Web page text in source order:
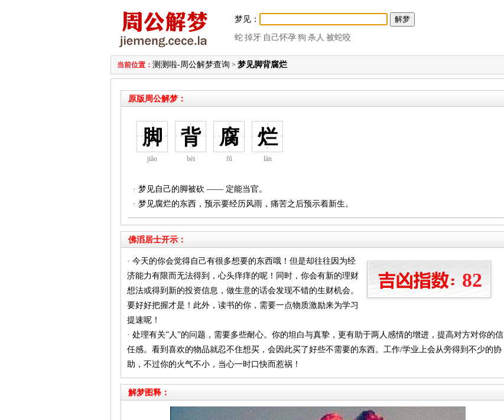
梦见：
蛇 掉牙 自己怀孕 狗 杀人 被蛇咬
当前位置： 测测啦-周公解梦查询 > 梦见脚背腐烂
原版周公解梦：
脚
jiǎo
背
bèi
腐
fǔ
烂
làn
· 梦见自己的脚被砍 —— 定能当官。
· 梦见腐烂的东西，预示要经历风雨，痛苦之后预示着新生。
佛滔居士开示：
82
· 今天的你会觉得自己有很多想要的东西哦！但是却往往因为经
济能力有限而无法得到，心头痒痒的呢！同时，你会有新的理财
想法或得到新的投资信息，做生意的话会发现不错的生财机会。
要好好把握才是！此外，读书的你，需要一点物质激励来为学习
提速呢！
· 处理有关”人”的问题，需要多些耐心。你的坦白与真挚，更有助于两人感情的增进，提高对方对你的信
任感。看到喜欢的物品就忍不住想买，会因此买了好些不需要的东西。工作/学业上会从旁得到不少的协
助，不过你的火气不小，当心一时口快而惹祸！
解梦图释：